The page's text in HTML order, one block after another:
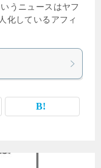
うニュースはヤフ
化しているアフィ